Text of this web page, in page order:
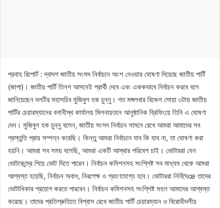
প্রবাহ রিপোর্ট : দ্বাদশ জাতীয় সংসদ নির্বাচনে অংশ নেওয়ার ঘোষণা দিয়েছে জাতীয় পার্টি
(জাপা)। জাতীয় পার্টি তিনশ আসনেই প্রার্থী দেবে এবং এককভাবে নির্বাচন করবে বলে
জানিয়েছেন দলটির মহাসচিব মুজিবুল হক চুন্নু। গত মঙ্গলবার বিকেল সোয়া ৩টায় জাতীয়
পার্টির চেয়ারম্যানের বনানীস্থ কার্যালয় মিলনায়তনে আনুষ্ঠানিক ব্রিফিংয়ে তিনি এ ঘোষণা
দেন। মুজিবুল হক চুন্নু বলেন, জাতীয় সংসদ নির্বাচন সামনে রেখে আমরা আমাদের সব
প্রস্তুতি প্রায় সম্পন্ন করেছি। কিন্তু আমরা নির্বাচনে যাব কি যাব না, তা ঘোষণা করা
হয়নি। আমরা সব সময় বলেছি, আমরা একটি আস্থার পরিবেশ চাই। ভোটাররা যেন
ভোটকেন্দ্রে গিয়ে ভোট দিতে পারেন। নির্বাচন কমিশনসহ সংশ্লিষ্ট সব মাধ্যম থেকে আমরা
আশ্বস্ত হয়েছি, নির্বাচন অবাধ, নিরপেক্ষ ও গ্রহণযোগ্য হবে। ভোটাররা নির্বিঘেœ তাদের
ভোটাধিকার প্রয়োগ করতে পারবেন। নির্বাচন কমিশনসহ সংশ্লিষ্ট মহল আমাদের আশ্বস্ত
করেছে। তাদের প্রতিশ্রুতিতে বিশ্বাস রেখে জাতীয় পার্টি চেয়ারম্যান ও বিরোধীদলীয়